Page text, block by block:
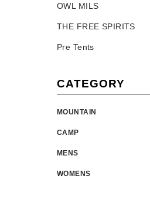
OWL MILS
THE FREE SPIRITS
Pre Tents
CATEGORY
MOUNTAIN
CAMP
MENS
WOMENS